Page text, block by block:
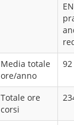
Media totale
ore/anno
92
Totale ore
corsi